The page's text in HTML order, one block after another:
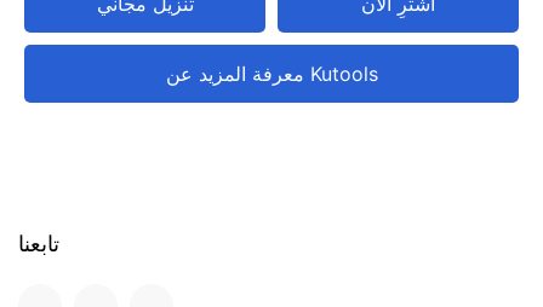
معرفة المزيد عن Kutools
تابعنا